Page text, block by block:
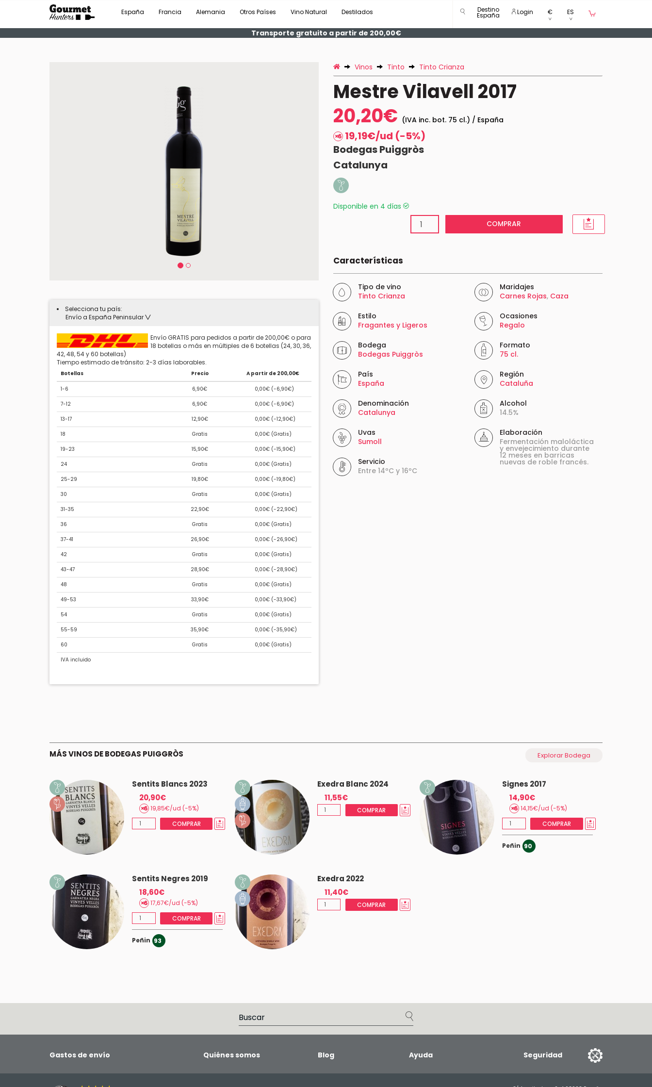
España Francia Alemania Otros Países Vino Natural Destilados Destino
España Login € ES
Transporte gratuito a partir de 200,00€
Selecciona tu país:
Envío a España Peninsular
Envío GRATIS para pedidos a partir de 200,00€ o para
18 botellas o más en múltiples de 6 botellas (24, 30, 36,
42, 48, 54 y 60 botellas)
Tiempo estimado de tránsito: 2-3 días laborables.
Botellas Precio A partir de 200,00€
1-6 6,90€ 0,00€ (-6,90€)
7-12 6,90€ 0,00€ (-6,90€)
13-17 12,90€ 0,00€ (-12,90€)
18 Gratis 0,00€ (Gratis)
19-23 15,90€ 0,00€ (-15,90€)
24 Gratis 0,00€ (Gratis)
25-29 19,80€ 0,00€ (-19,80€)
30 Gratis 0,00€ (Gratis)
31-35 22,90€ 0,00€ (-22,90€)
36 Gratis 0,00€ (Gratis)
37-41 26,90€ 0,00€ (-26,90€)
42 Gratis 0,00€ (Gratis)
43-47 28,90€ 0,00€ (-28,90€)
48 Gratis 0,00€ (Gratis)
49-53 33,90€ 0,00€ (-33,90€)
54 Gratis 0,00€ (Gratis)
55-59 35,90€ 0,00€ (-35,90€)
60 Gratis 0,00€ (Gratis)
IVA incluido
Vinos Tinto Tinto Crianza
Mestre Vilavell 2017
20,20€ (IVA inc. bot. 75 cl.) / España
19,19€/ud (-5%)
Bodegas Puiggròs
Catalunya
Disponible en 4 días
COMPRAR
Características
Tipo de vino
Tinto Crianza
Maridajes
Carnes Rojas, Caza
Estilo
Fragantes y Ligeros
Ocasiones
Regalo
Bodega
Bodegas Puiggròs
Formato
75 cl.
País
España
Región
Cataluña
Denominación
Catalunya
Alcohol
14.5%
Uvas
Sumoll
Servicio
Entre 14ºC y 16ºC
Elaboración
Fermentación maloláctica
y envejecimiento durante
12 meses en barricas
nuevas de roble francés.
MÁS VINOS DE BODEGAS PUIGGRÒS Explorar Bodega
Sentits Blancs 2023
20,90€
19,85€/ud (-5%)
COMPRAR
Exedra Blanc 2024
11,55€
COMPRAR
Signes 2017
14,90€
14,15€/ud (-5%)
COMPRAR
Peñin 90
Sentits Negres 2019
18,60€
17,67€/ud (-5%)
COMPRAR
Peñin 93
Exedra 2022
11,40€
COMPRAR
Gastos de envío Quiénes somos Blog Ayuda Seguridad